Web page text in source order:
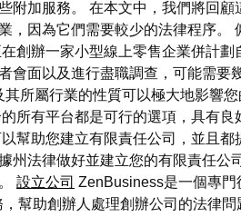
附加服務。 在本文中，我們將回
，因為它們需要較少的法律程序
創辦一家小型線上零售企業併計
會面以及進行盡職調查，可能需
其所屬行業的性質可以極大地影響
所有平台都是可行的選項，具有
幫助您建立有限責任公司，並且
州法律做好並建立您的有限責任
設立公司 ZenBusiness是一個專
幫助創辦人處理創辦公司的法律